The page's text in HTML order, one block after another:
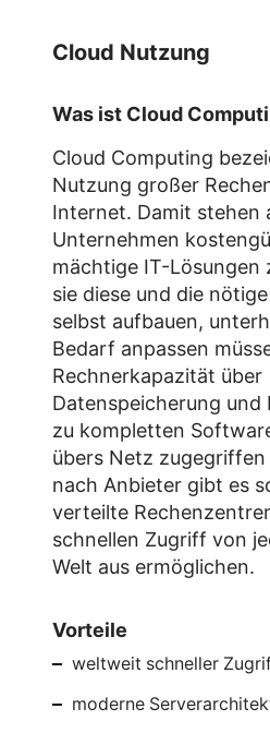
Cloud Nutzung
Was ist Cloud
Cloud Computing
Nutzung großer
Internet. Damit stehen
Unternehmen
mächtige IT-Lösungen
sie diese und die
selbst aufbauen,
Bedarf anpassen
Rechnerkapazität über
Datenspeicherung und
zu kompletten
übers Netz
nach Anbieter gibt es
verteilte
schnellen Zugriff von
Welt aus ermöglichen.
Vorteile
weltweit schneller
moderne